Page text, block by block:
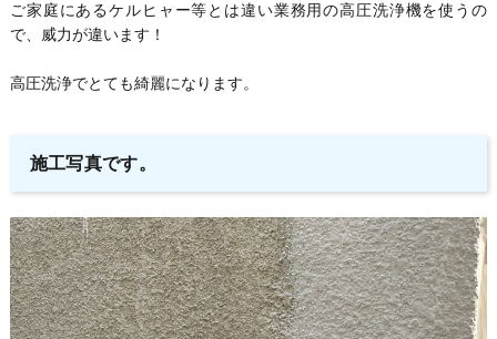
ご家庭にあるケルヒャー等とは違い業務用の高圧洗浄機を使うの
で、威力が違います！
高圧洗浄でとても綺麗になります。
施工写真です。